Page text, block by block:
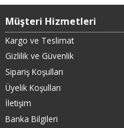
Müşteri Hizmetleri
Kargo ve Teslimat
Gizlilik ve Güvenlik
Sipariş Koşulları
Üyelik Koşulları
İletişim
Banka Bilgileri